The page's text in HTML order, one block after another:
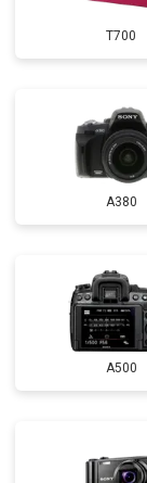
T700
A380
A500